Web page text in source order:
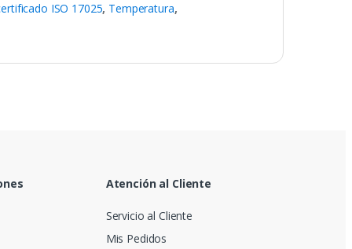
ISO 17025, Temperatura,
Atención al Cliente
Servicio al Cliente
Mis Pedidos